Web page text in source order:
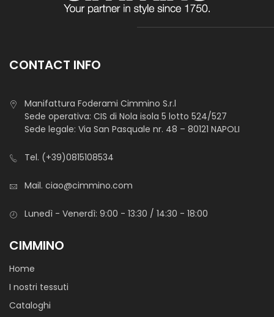
Tessuto morbido compatto e brillante dalla mano fresca,
realizzato utilizzando filati sottili.
Camiceria Twill Dandy Cm 148
Tessuto morbido compatto e brillante dalla mano fresca,
realizzato utilizzando filati sottili.
Adatto per camiceria
CONTACT INFO
Manifattura Foderami Cimmino S.r.l
Sede operativa: CIS di Nola isola 5 lotto 524/527
Sede legale: Via San Pasquale nr. 48 – 80121 NAPOLI
Tel. (+39)0815108534
Mail. ciao@cimmino.com
Lunedì - Venerdì: 9:00 - 13:30 / 14:30 - 18:00
CIMMINO
Home
I nostri tessuti
Cataloghi